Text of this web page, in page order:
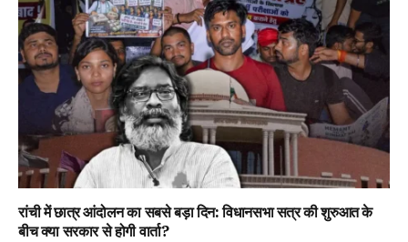
रांची में छात्र आंदोलन का सबसे बड़ा दिन: विधानसभा सत्र की शुरुआत के
बीच क्या सरकार से होगी वार्ता?